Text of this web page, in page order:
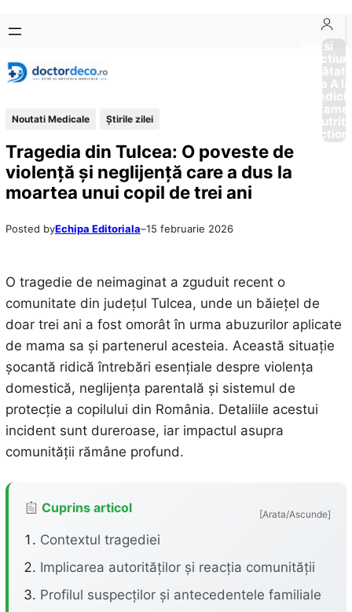
conținut
content
Boli si
Afectiuni
Sănătate
de la A
Noutati Medicale Știrile zilei
Tragedia din Tulcea: O poveste de
violență și neglijență care a dus la
moartea unui copil de trei ani
Posted byEchipa Editoriala–15 februarie 2026
O tragedie de neimaginat a zguduit recent o
comunitate din județul Tulcea, unde un băiețel de
doar trei ani a fost omorât în urma abuzurilor aplicate
de mama sa și partenerul acesteia. Această situație
șocantă ridică întrebări esențiale despre violența
domestică, neglijența parentală și sistemul de
protecție a copilului din România. Detaliile acestui
incident sunt dureroase, iar impactul asupra
comunității rămâne profund.
Cuprins articol [Arata/Ascunde]
Contextul tragediei
Implicarea autorităților și reacția comunității
Profilul suspecților și antecedentele familiale